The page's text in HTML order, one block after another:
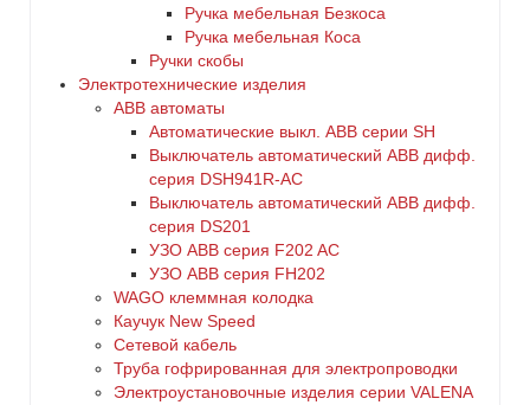
Ручка мебельная Безкоса
Ручка мебельная Коса
Ручки скобы
Электротехнические изделия
ABB автоматы
Автоматические выкл. ABB серии SH
Выключатель автоматический ABB дифф.
серия DSH941R-AC
Выключатель автоматический АВВ дифф.
серия DS201
УЗО ABB серия F202 AC
УЗО АВВ серия FH202
WAGO клеммная колодка
Каучук New Speed
Сетевой кабель
Труба гофрированная для электропроводки
Электроустановочные изделия серии VALENA